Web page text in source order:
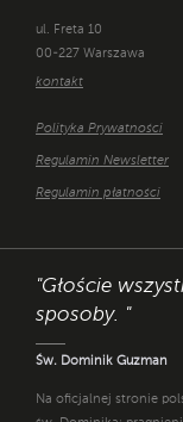
ul. Freta 10
00-227 Warszawa
kontakt
Polityka Prywatności
Regulamin Newsletter
Regulamin płatności
"Głoście
sposoby. "
Św. Dominik Guzman
Na oficjalnej stronie